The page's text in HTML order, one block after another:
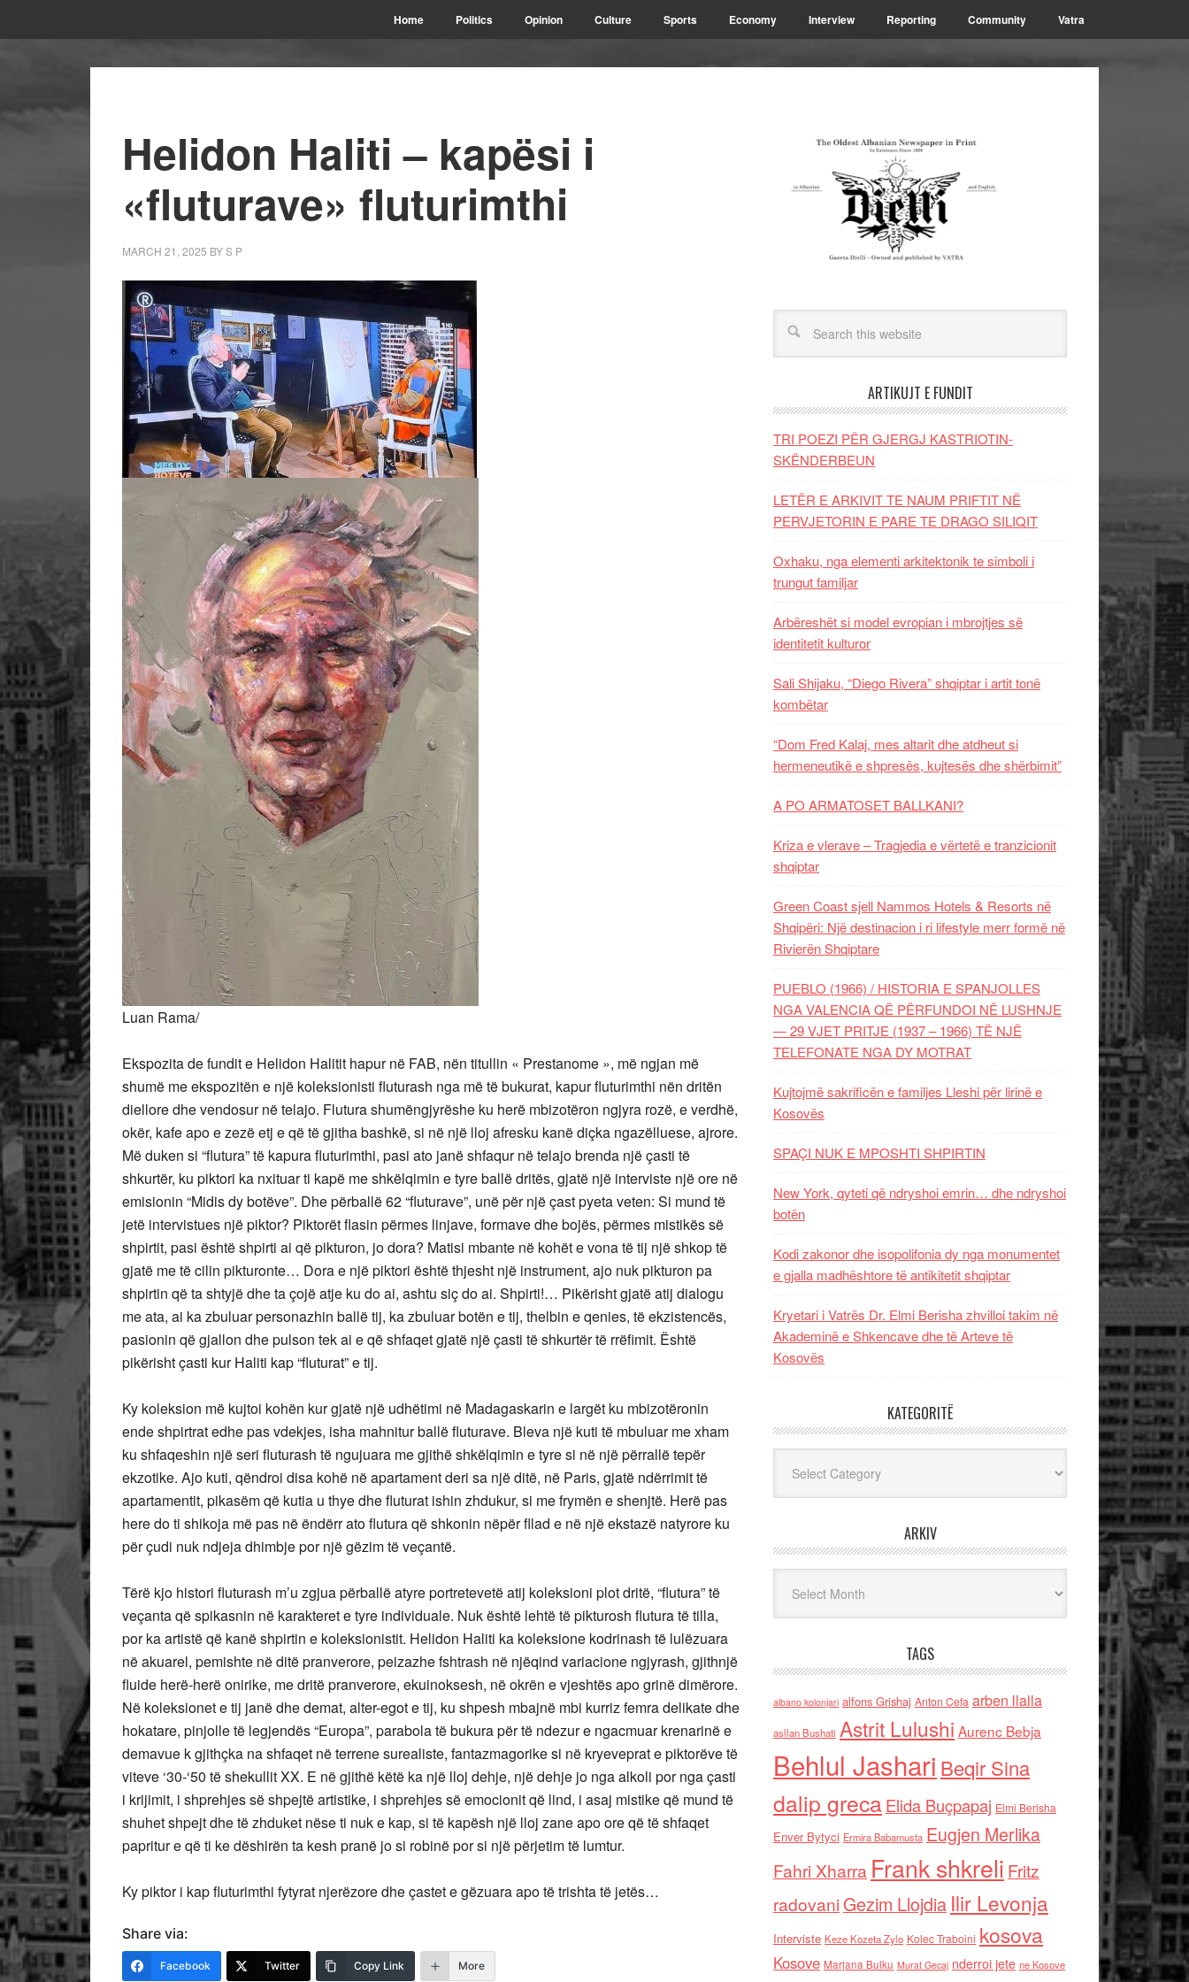
Home Politics Opinion Culture Sports Economy Interview Reporting Community Vatra
Helidon Haliti – kapësi i
«fluturave» fluturimthi
MARCH 21, 2025 BYS P
Luan Rama/
Ekspozita de fundit e Helidon Halitit hapur në FAB, nën titullin « Prestanome », më ngjan më
shumë me ekspozitën e një koleksionisti fluturash nga më të bukurat, kapur fluturimthi nën dritën
diellore dhe vendosur në telajo. Flutura shumëngjyrëshe ku herë mbizotëron ngjyra rozë, e verdhë,
okër, kafe apo e zezë etj e që të gjitha bashkë, si në një lloj afresku kanë diçka ngazëlluese, ajrore.
Më duken si “flutura” të kapura fluturimthi, pasi ato janë shfaqur në telajo brenda një çasti të
shkurtër, ku piktori ka nxituar ti kapë me shkëlqimin e tyre ballë dritës, gjatë një interviste një ore në
emisionin “Midis dy botëve”. Dhe përballë 62 “fluturave”, unë për një çast pyeta veten: Si mund të
jetë intervistues një piktor? Piktorët flasin përmes linjave, formave dhe bojës, përmes mistikës së
shpirtit, pasi është shpirti ai që pikturon, jo dora? Matisi mbante në kohët e vona të tij një shkop të
gjatë me të cilin pikturonte… Dora e një piktori është thjesht një instrument, ajo nuk pikturon pa
shpirtin që ta shtyjë dhe ta çojë atje ku do ai, ashtu siç do ai. Shpirti!… Pikërisht gjatë atij dialogu
me ata, ai ka zbuluar personazhin ballë tij, ka zbuluar botën e tij, thelbin e qenies, të ekzistencës,
pasionin që gjallon dhe pulson tek ai e që shfaqet gjatë një çasti të shkurtër të rrëfimit. Është
pikërisht çasti kur Haliti kap “fluturat” e tij.
Ky koleksion më kujtoi kohën kur gjatë një udhëtimi në Madagaskarin e largët ku mbizotëronin
ende shpirtrat edhe pas vdekjes, isha mahnitur ballë fluturave. Bleva një kuti të mbuluar me xham
ku shfaqeshin një seri fluturash të ngujuara me gjithë shkëlqimin e tyre si në një përrallë tepër
ekzotike. Ajo kuti, qëndroi disa kohë në apartament deri sa një ditë, në Paris, gjatë ndërrimit të
apartamentit, pikasëm që kutia u thye dhe fluturat ishin zhdukur, si me frymën e shenjtë. Herë pas
here do ti shikoja më pas në ëndërr ato flutura që shkonin nëpër fllad e në një ekstazë natyrore ku
për çudi nuk ndjeja dhimbje por një gëzim të veçantë.
Tërë kjo histori fluturash m’u zgjua përballë atyre portretevetë atij koleksioni plot dritë, “flutura” të
veçanta që spikasnin në karakteret e tyre individuale. Nuk është lehtë të pikturosh flutura të tilla,
por ka artistë që kanë shpirtin e koleksionistit. Helidon Haliti ka koleksione kodrinash të lulëzuara
në akuarel, pemishte në ditë pranverore, peizazhe fshtrash në njëqind variacione ngjyrash, gjithnjë
fluide herë-herë onirike, me dritë pranverore, ekuinoksesh, në okrën e vjeshtës apo grinë dimërore.
Në koleksionet e tij janë dhe demat, alter-egot e tij, ku shpesh mbajnë mbi kurriz femra delikate dhe
hokatare, pinjolle të legjendës “Europa”, parabola të bukura për të ndezur e ngacmuar krenarinë e
demavue k gjithçka na shfaqet në terrene surealiste, fantazmagorike si në kryeveprat e piktorëve të
viteve ‘30-‘50 të shekullit XX. E në gjithë këtë ka një lloj dehje, një dehje jo nga alkoli por nga çasti
i krijimit, i shprehjes së shpejtë artistike, i shprehjes së emocionit që lind, i asaj mistike që mund të
shuhet shpejt dhe të zhduket nëse ti nuk e kap, si të kapësh një lloj zane apo ore që të shfaqet
papritur e që ti ke dëshirën ta kesh pranë jo si robinë por si një përjetim të lumtur.
Ky piktor i kap fluturimthi fytyrat njerëzore dhe çastet e gëzuara apo të trishta të jetës…
Share via:
Facebook Twitter Copy Link More
ARTIKUJT E FUNDIT
TRI POEZI PËR GJERGJ KASTRIOTIN-
SKËNDERBEUN
LETËR E ARKIVIT TE NAUM PRIFTIT NË
PERVJETORIN E PARE TE DRAGO SILIQIT
Oxhaku, nga elementi arkitektonik te simboli i
trungut familjar
Arbëreshët si model evropian i mbrojtjes së
identitetit kulturor
Sali Shijaku, “Diego Rivera” shqiptar i artit tonë
kombëtar
“Dom Fred Kalaj, mes altarit dhe atdheut si
hermeneutikë e shpresës, kujtesës dhe shërbimit”
A PO ARMATOSET BALLKANI?
Kriza e vlerave – Tragjedia e vërtetë e tranzicionit
shqiptar
Green Coast sjell Nammos Hotels & Resorts në
Shqipëri: Një destinacion i ri lifestyle merr formë në
Rivierën Shqiptare
PUEBLO (1966) / HISTORIA E SPANJOLLES
NGA VALENCIA QË PËRFUNDOI NË LUSHNJE
— 29 VJET PRITJE (1937 – 1966) TË NJË
TELEFONATE NGA DY MOTRAT
Kujtojmë sakrificën e familjes Lleshi për lirinë e
Kosovës
SPAÇI NUK E MPOSHTI SHPIRTIN
New York, qyteti që ndryshoi emrin… dhe ndryshoi
botën
Kodi zakonor dhe isopolifonia dy nga monumentet
e gjalla madhështore të antikitetit shqiptar
Kryetari i Vatrës Dr. Elmi Berisha zhvilloi takim në
Akademinë e Shkencave dhe të Arteve të
Kosovës
KATEGORITË
ARKIV
TAGS
albano kolonjari alfons Grishaj Anton Cefa arben llalla
asllan Bushati Astrit Lulushi Aurenc Bebja
Behlul Jashari Beqir Sina
dalip grecaElida Buçpapaj Elmi Berisha
Enver Bytyci Ermira Babamusta Eugjen Merlika
Fahri Xharra Frank shkreli Fritz
radovaniGezim Llojdia Ilir Levonja
Interviste Keze Kozeta Zylo Kolec Traboini kosova
Kosove Marjana Bulku Murat Gecaj nderroi jete ne Kosove